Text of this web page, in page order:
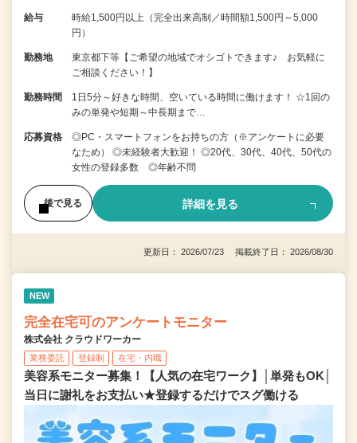
給与
時給1,500円以上（完全出来高制／時間額1,500円～5,000
円）
勤務地
東京都下等【ご希望の地域でオシゴトできます♪ お気軽に
ご相談ください！】
勤務時間
1日5分～好きな時間、空いている時間に働けます！ ☆1回の
みの単発や短期～中長期まで…
応募資格
◎PC・スマートフォンをお持ちの方（※アンケートに必要
なため） ◎未経験者大歓迎！ ◎20代、30代、40代、50代の
女性の登録多数 ◎年齢不問
後で見る 詳細を見る
更新日： 2026/07/23 掲載終了日： 2026/08/30
NEW
完全在宅可のアンケートモニター
株式会社 クラウドワーカー
業務委託 登録制 在宅・内職
美容系モニター募集！【人気の在宅ワーク】│単発もOK│
当日に謝礼をお支払い★登録するだけでスグ働ける